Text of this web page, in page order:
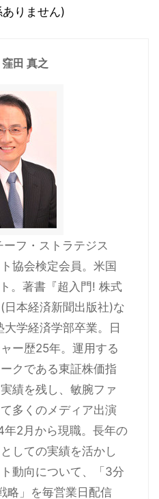
りません)
田 真之
フ・ストラテジス
協会検定会員。米国
。著書『超入門! 株式
本経済新聞出版社)な
学経済学部卒業。日
ー歴25年。運用する
クである東証株価指
績を残し、敏腕ファ
多くのメディア出演
2月から現職。長年の
しての実績を活かし
動向について、「3分
略」を毎営業日配信